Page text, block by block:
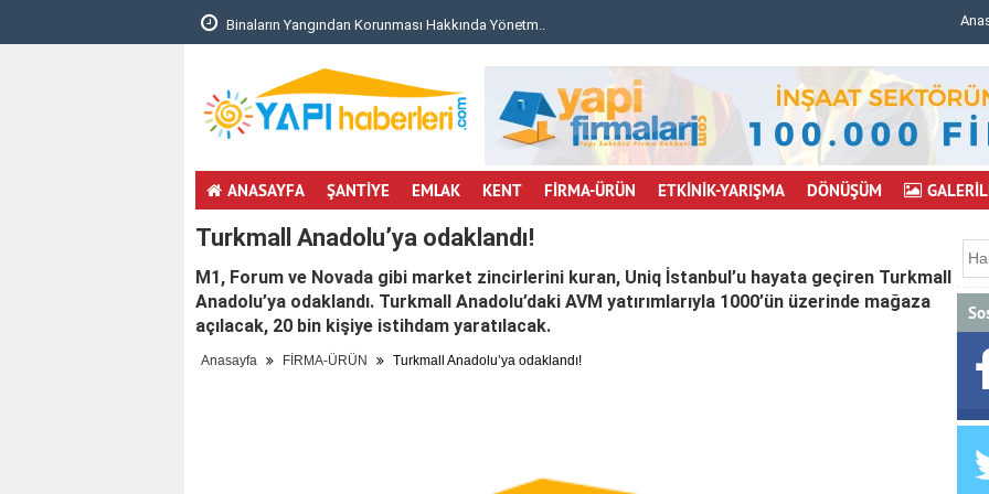
Dekar Zekeriyaköy Proje Detayları ve Konumu..
ANASAYFA ŞANTİYE EMLAK KENT FİRMA-ÜRÜN ETKİNİK-YARIŞMA DÖNÜŞÜM
Turkmall Anadolu’ya odaklandı!
M1, Forum ve Novada gibi market zincirlerini kuran, Uniq İstanbul’u hayata geçiren Turkmall
Anadolu’ya odaklandı. Turkmall Anadolu’daki AVM yatırımlarıyla 1000’ün üzerinde mağaza
açılacak, 20 bin kişiye istihdam yaratılacak.
Anasayfa FİRMA-ÜRÜN Turkmall Anadolu’ya odaklandı!